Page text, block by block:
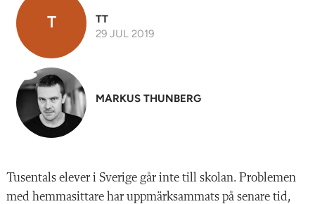
T
TT
29 JUL 2019
MARKUS THUNBERG
Tusentals elever i Sverige går inte till skolan. Problemen
med hemmasittare har uppmärksammats på senare tid,